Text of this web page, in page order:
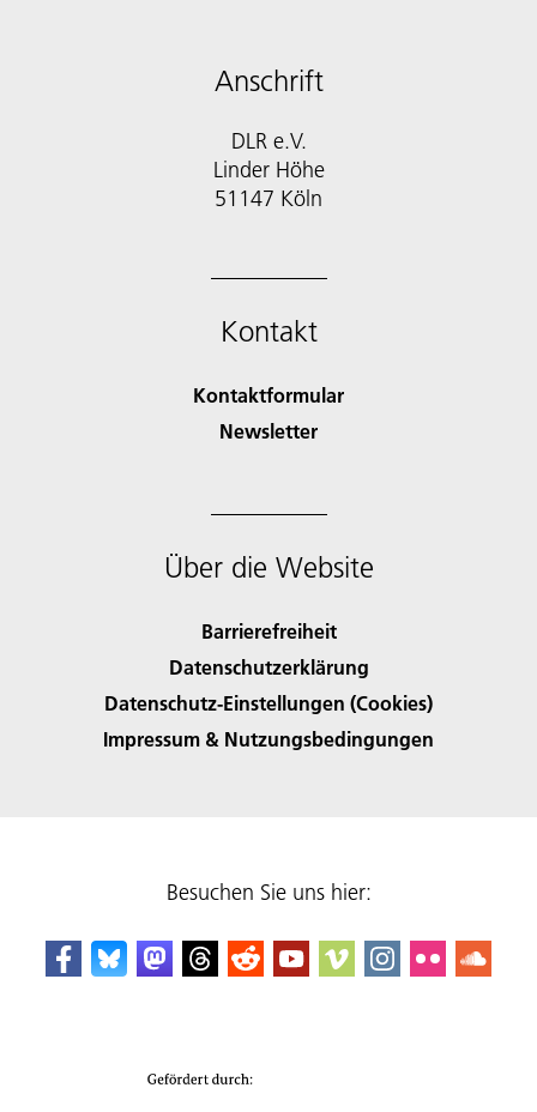
Anschrift
DLR e.V.
Linder Höhe
51147 Köln
Kontakt
Kontaktformular
Newsletter
Über die Website
Barrierefreiheit
Datenschutzerklärung
Datenschutz-Einstellungen (Cookies)
Impressum & Nutzungsbedingungen
Besuchen Sie uns hier: